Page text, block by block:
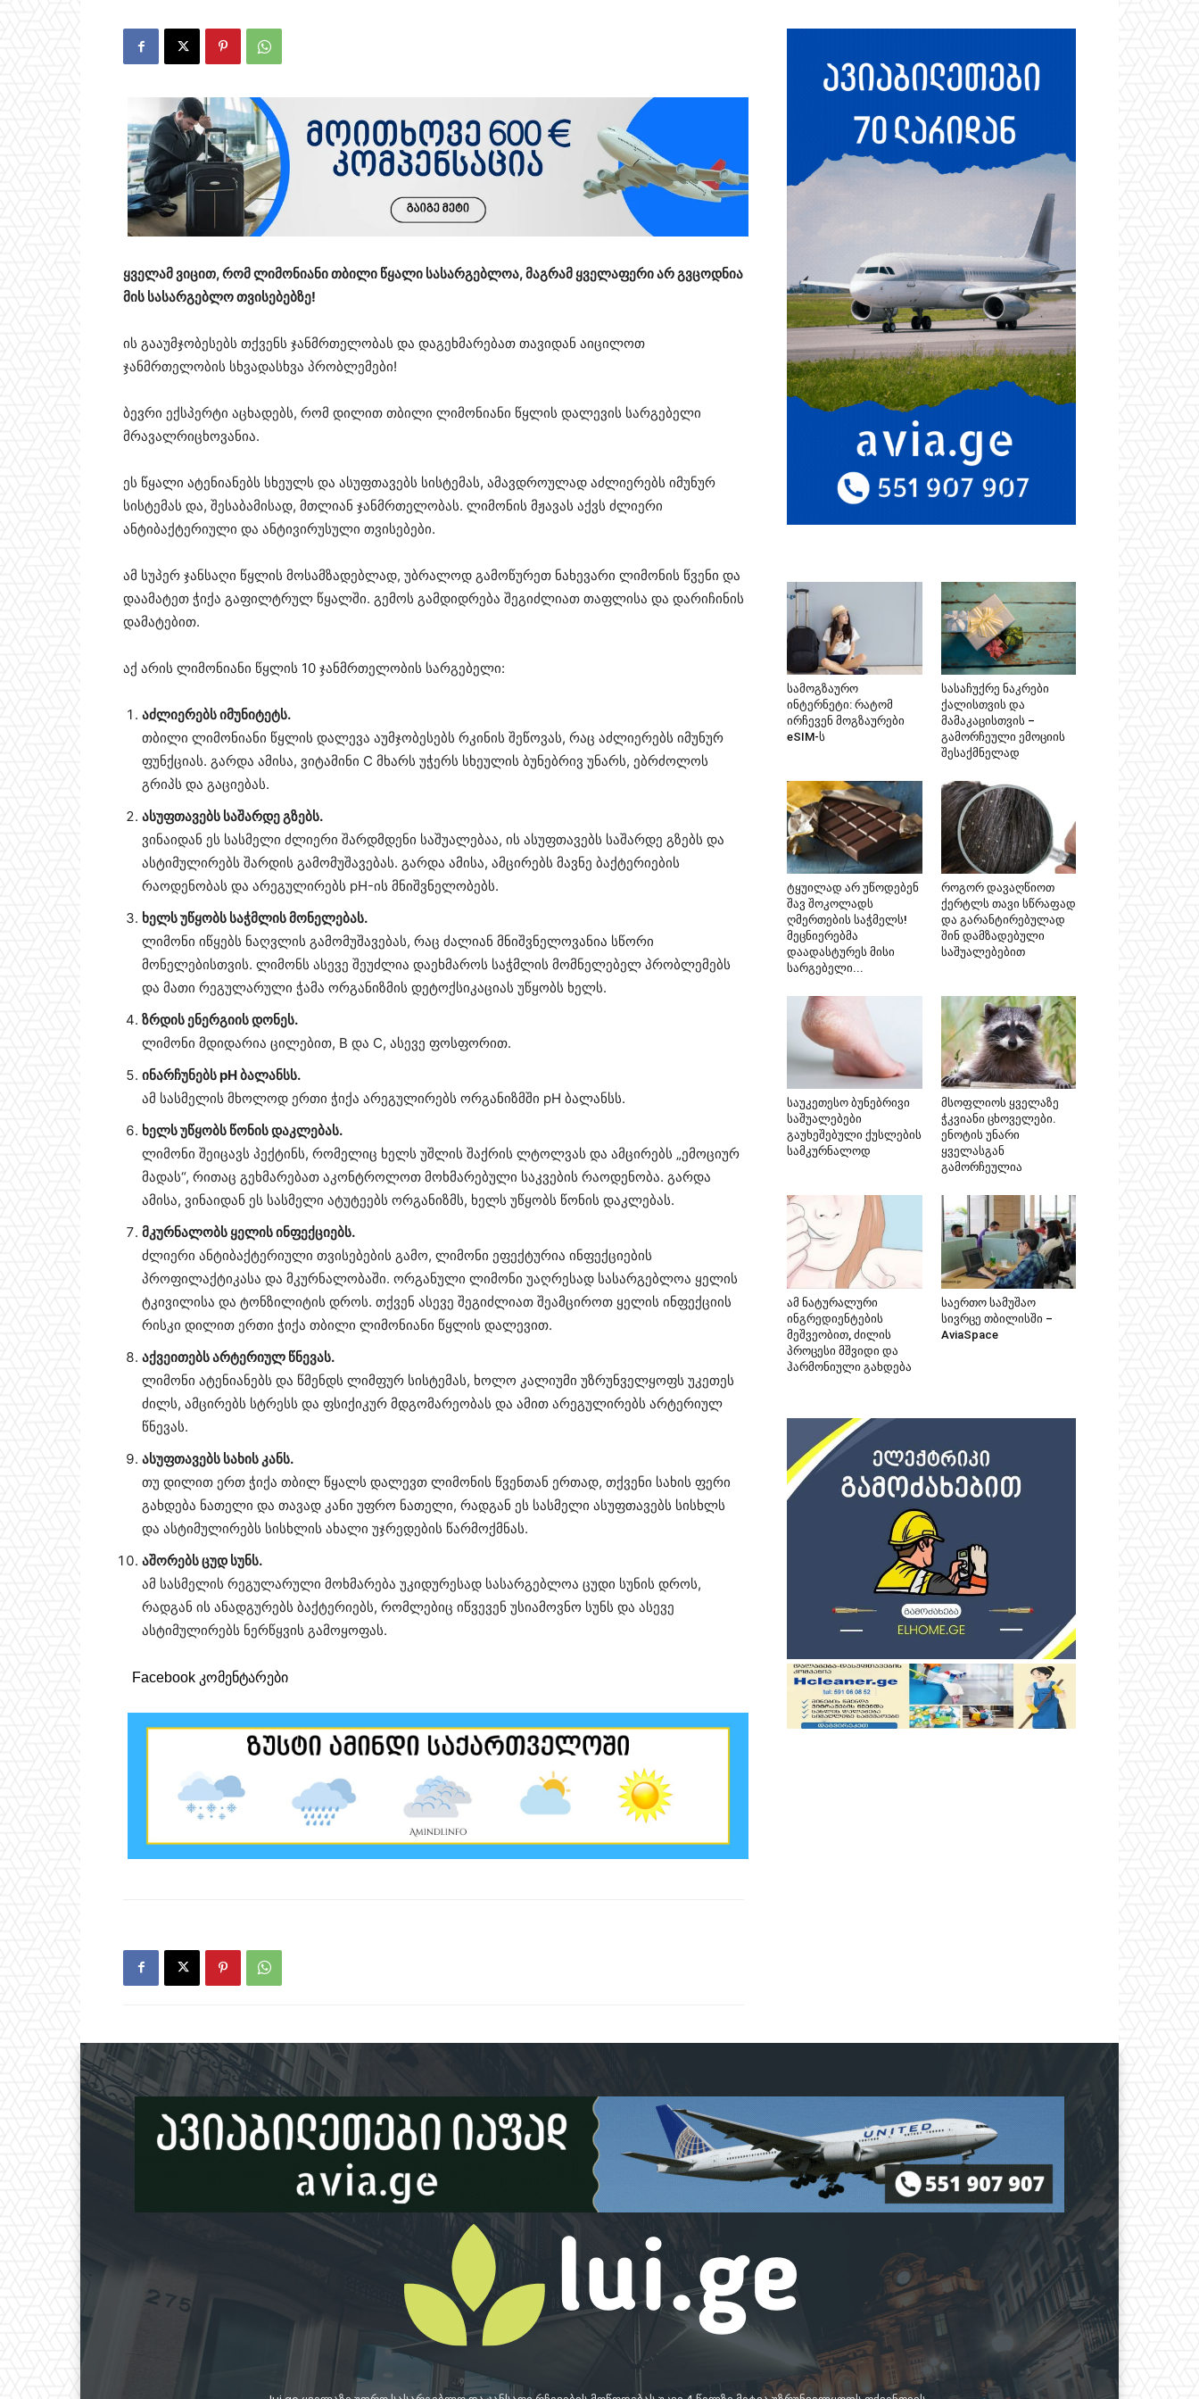
ყველამ ვიცით, რომ ლიმონიანი თბილი წყალი სასარგებლოა, მაგრამ ყველაფერი არ გვცოდნია
მის სასარგებლო თვისებებზე!
ის გააუმჯობესებს თქვენს ჯანმრთელობას და დაგეხმარებათ თავიდან აიცილოთ
ჯანმრთელობის სხვადასხვა პრობლემები!
ბევრი ექსპერტი აცხადებს, რომ დილით თბილი ლიმონიანი წყლის დალევის სარგებელი
მრავალრიცხოვანია.
ეს წყალი ატენიანებს სხეულს და ასუფთავებს სისტემას, ამავდროულად აძლიერებს იმუნურ
სისტემას და, შესაბამისად, მთლიან ჯანმრთელობას. ლიმონის მჟავას აქვს ძლიერი
ანტიბაქტერიული და ანტივირუსული თვისებები.
ამ სუპერ ჯანსაღი წყლის მოსამზადებლად, უბრალოდ გამოწურეთ ნახევარი ლიმონის წვენი და
დაამატეთ ჭიქა გაფილტრულ წყალში. გემოს გამდიდრება შეგიძლიათ თაფლისა და დარიჩინის
დამატებით.
აქ არის ლიმონიანი წყლის 10 ჯანმრთელობის სარგებელი:
აძლიერებს იმუნიტეტს.
თბილი ლიმონიანი წყლის დალევა აუმჯობესებს რკინის შეწოვას, რაც აძლიერებს იმუნურ
ფუნქციას. გარდა ამისა, ვიტამინი C მხარს უჭერს სხეულის ბუნებრივ უნარს, ებრძოლოს
გრიპს და გაციებას.
ასუფთავებს საშარდე გზებს.
ვინაიდან ეს სასმელი ძლიერი შარდმდენი საშუალებაა, ის ასუფთავებს საშარდე გზებს და
ასტიმულირებს შარდის გამომუშავებას. გარდა ამისა, ამცირებს მავნე ბაქტერიების
რაოდენობას და არეგულირებს pH-ის მნიშვნელობებს.
ხელს უწყობს საჭმლის მონელებას.
ლიმონი იწყებს ნაღვლის გამომუშავებას, რაც ძალიან მნიშვნელოვანია სწორი
მონელებისთვის. ლიმონს ასევე შეუძლია დაეხმაროს საჭმლის მომნელებელ პრობლემებს
და მათი რეგულარული ჭამა ორგანიზმის დეტოქსიკაციას უწყობს ხელს.
ზრდის ენერგიის დონეს.
ლიმონი მდიდარია ცილებით, B და C, ასევე ფოსფორით.
ინარჩუნებს pH ბალანსს.
ამ სასმელის მხოლოდ ერთი ჭიქა არეგულირებს ორგანიზმში pH ბალანსს.
ხელს უწყობს წონის დაკლებას.
ლიმონი შეიცავს პექტინს, რომელიც ხელს უშლის შაქრის ლტოლვას და ამცირებს „ემოციურ
მადას“, რითაც გეხმარებათ აკონტროლოთ მოხმარებული საკვების რაოდენობა. გარდა
ამისა, ვინაიდან ეს სასმელი ატუტეებს ორგანიზმს, ხელს უწყობს წონის დაკლებას.
მკურნალობს ყელის ინფექციებს.
ძლიერი ანტიბაქტერიული თვისებების გამო, ლიმონი ეფექტურია ინფექციების
პროფილაქტიკასა და მკურნალობაში. ორგანული ლიმონი უაღრესად სასარგებლოა ყელის
ტკივილისა და ტონზილიტის დროს. თქვენ ასევე შეგიძლიათ შეამციროთ ყელის ინფექციის
რისკი დილით ერთი ჭიქა თბილი ლიმონიანი წყლის დალევით.
აქვეითებს არტერიულ წნევას.
ლიმონი ატენიანებს და წმენდს ლიმფურ სისტემას, ხოლო კალიუმი უზრუნველყოფს უკეთეს
ძილს, ამცირებს სტრესს და ფსიქიკურ მდგომარეობას და ამით არეგულირებს არტერიულ
წნევას.
ასუფთავებს სახის კანს.
თუ დილით ერთ ჭიქა თბილ წყალს დალევთ ლიმონის წვენთან ერთად, თქვენი სახის ფერი
გახდება ნათელი და თავად კანი უფრო ნათელი, რადგან ეს სასმელი ასუფთავებს სისხლს
და ასტიმულირებს სისხლის ახალი უჯრედების წარმოქმნას.
აშორებს ცუდ სუნს.
ამ სასმელის რეგულარული მოხმარება უკიდურესად სასარგებლოა ცუდი სუნის დროს,
რადგან ის ანადგურებს ბაქტერიებს, რომლებიც იწვევენ უსიამოვნო სუნს და ასევე
ასტიმულირებს ნერწყვის გამოყოფას.
Facebook კომენტარები
სამოგზაურო
ინტერნეტი: რატომ
ირჩევენ მოგზაურები
eSIM-ს
სასაჩუქრე ნაკრები
ქალისთვის და
მამაკაცისთვის –
გამორჩეული ემოციის
შესაქმნელად
ტყუილად არ უწოდებენ
შავ შოკოლადს
ღმერთების საჭმელს!
მეცნიერებმა
დაადასტურეს მისი
სარგებელი...
როგორ დავაღწიოთ
ქერტლს თავი სწრაფად
და გარანტირებულად
შინ დამზადებული
საშუალებებით
საუკეთესო ბუნებრივი
საშუალებები
გაუხეშებული ქუსლების
სამკურნალოდ
მსოფლიოს ყველაზე
ჭკვიანი ცხოველები.
ენოტის უნარი
ყველასგან
გამორჩეულია
ამ ნატურალური
ინგრედიენტების
მეშვეობით, ძილის
პროცესი მშვიდი და
ჰარმონიული გახდება
საერთო სამუშაო
სივრცე თბილისში –
AviaSpace